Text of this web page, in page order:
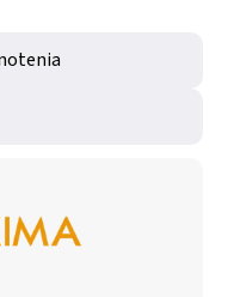
z 5 hviezdičiek.